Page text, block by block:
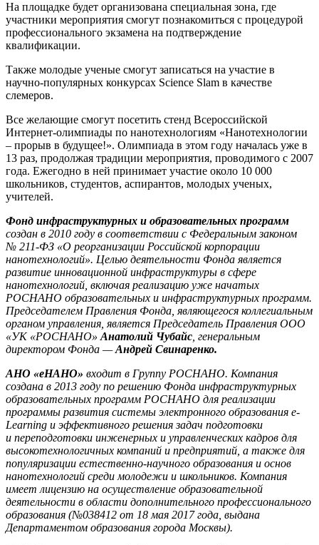
На площадке будет организована специальная зона, где
участники мероприятия смогут познакомиться с процедурой
профессионального экзамена на подтверждение
квалификации.
Также молодые ученые смогут записаться на участие в
научно-популярных конкурсах Science Slam в качестве
слемеров.
Все желающие смогут посетить стенд Всероссийской
Интернет-олимпиады по нанотехнологиям «Нанотехнологии
– прорыв в будущее!». Олимпиада в этом году началась уже в
13 раз, продолжая традиции мероприятия, проводимого с 2007
года. Ежегодно в ней принимает участие около 10 000
школьников, студентов, аспирантов, молодых ученых,
учителей.
Фонд инфраструктурных и образовательных программ
создан в 2010 году в соответствии с Федеральным законом
№ 211-ФЗ «О реорганизации Российской корпорации
нанотехнологий». Целью деятельности Фонда является
развитие инновационной инфраструктуры в сфере
нанотехнологий, включая реализацию уже начатых
РОСНАНО образовательных и инфраструктурных программ.
Председателем Правления Фонда, являющегося коллегиальным
органом управления, является Председатель Правления ООО
«УК «РОСНАНО»Анатолий Чубайс, генеральным
директором Фонда —Андрей Свинаренко.
АНО «еНАНО» входит в Группу РОСНАНО. Компания
создана в 2013 году по решению Фонда инфраструктурных
образовательных программ РОСНАНО для реализации
программы развития системы электронного образования e-
Learning и эффективного решения задач подготовки
и переподготовки инженерных и управленческих кадров для
высокотехнологичных компаний и предприятий, а также для
популяризации естественно-научного образования и основ
нанотехнологий среди молодежи и школьников. Компания
имеет лицензию на осуществление образовательной
деятельности в области дополнительного профессионального
образования (№038412 от 18 мая 2017 года, выдана
Департаментом образования города Москвы).